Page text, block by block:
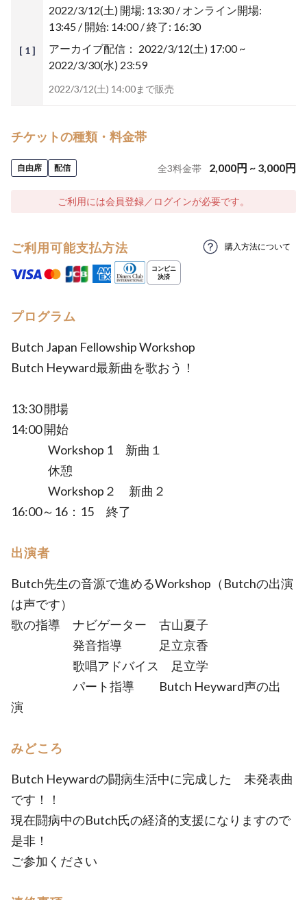
[ 1 ]
2022/3/12(土) 開場: 13:30 / オンライン開場:
13:45 / 開始: 14:00 / 終了: 16:30
アーカイブ配信： 2022/3/12(土) 17:00 ~
2022/3/30(水) 23:59
2022/3/12(土) 14:00まで販売
チケットの種類・料金帯
自由席 配信 全3料金帯 2,000円 ~ 3,000円
ご利用には会員登録／ログインが必要です。
ご利用可能支払方法 購入方法について
プログラム
Butch Japan Fellowship Workshop
Butch Heyward最新曲を歌おう！
13:30 開場
14:00 開始
Workshop 1 新曲１
休憩
Workshop２ 新曲２
16:00～16：15 終了
出演者
Butch先生の音源で進めるWorkshop（Butchの出演
は声です）
歌の指導 ナビゲーター 古山夏子
発音指導 足立京香
歌唱アドバイス 足立学
パート指導 Butch Heyward声の出
演
みどころ
Butch Heywardの闘病生活中に完成した 未発表曲
です！！
現在闘病中のButch氏の経済的支援になりますので
是非！
ご参加ください